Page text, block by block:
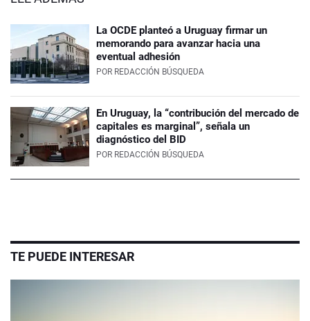
La OCDE planteó a Uruguay firmar un
memorando para avanzar hacia una
eventual adhesión
POR REDACCIÓN BÚSQUEDA
En Uruguay, la “contribución del mercado de
capitales es marginal”, señala un
diagnóstico del BID
POR REDACCIÓN BÚSQUEDA
TE PUEDE INTERESAR